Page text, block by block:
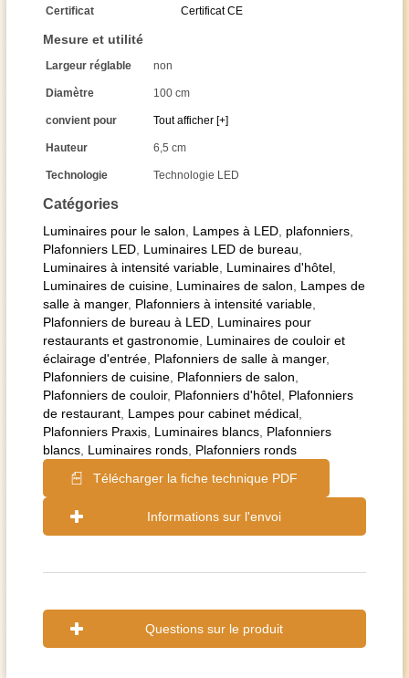
Catégories
Luminaires pour le salon Lampes à LED plafonniers
Plafonniers LED Luminaires LED de bureau
Luminaires à intensité variable Luminaires d'hôtel
Luminaires de cuisine Luminaires de salon
Lampes de
salle à manger, Plafonniers à intensité variable
Plafonniers de bureau à LED Luminaires pour
restaurants et gastronomie Luminaires de couloir et
éclairage d'entrée Plafonniers de salle à manger,
Plafonniers de cuisine Plafonniers de salon
Plafonniers de couloir, Plafonniers d'hôtel Plafonniers
de restaurant Lampes pour cabinet médical
Plafonniers Praxis Luminaires blancs Plafonniers
blancs Luminaires ronds Plafonniers ronds
Télécharger la fiche technique PDF
Informations sur l'envoi
Certificat Certificat CE
Mesure et utilité
Largeur réglable non
Diamètre 100 cm
convient pour Tout afficher [+]
Hauteur 6,5 cm
Technologie Technologie LED
Questions sur le produit